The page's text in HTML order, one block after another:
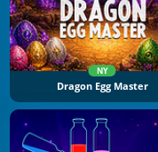
NY
Dragon Egg Master